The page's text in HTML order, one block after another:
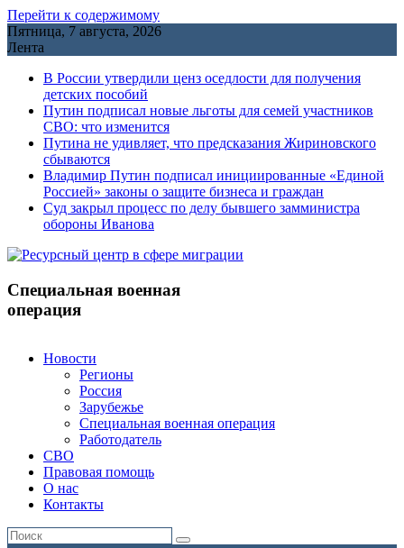
Перейти к содержимому
Пятница, 7 августа, 2026
Лента
В России утвердили ценз оседлости для получения
детских пособий
Путин подписал новые льготы для семей участников
СВО: что изменится
Путина не удивляет, что предсказания Жириновского
сбываются
Владимир Путин подписал инициированные «Единой
Россией» законы о защите бизнеса и граждан
Cуд закрыл процесс по делу бывшего замминистра
обороны Иванова
Специальная военная
операция
Новости
Регионы
Россия
Зарубежье
Специальная военная операция
Работодатель
СВО
Правовая помощь
О нас
Контакты